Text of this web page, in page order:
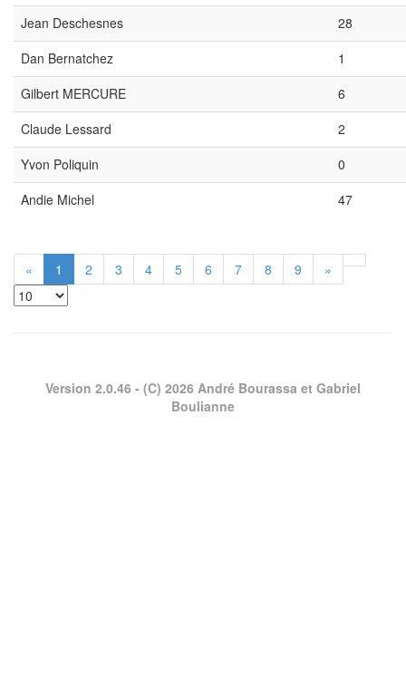
Jean Deschesnes
28
Dan Bernatchez
1
Gilbert MERCURE
6
Claude Lessard
2
Yvon Poliquin
0
Andie Michel
47
« 1 2 3 4 5 6 7 8 9 »
Version 2.0.46 - (C) 2026 André Bourassa et Gabriel
Boulianne